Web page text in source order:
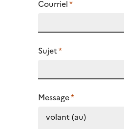
Courriel*
Sujet*
Message*